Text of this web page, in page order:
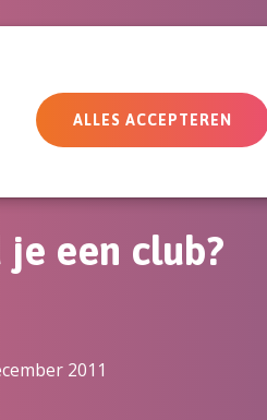
ALLES ACCEPTEREN
doen Doe mee
een club?
2011